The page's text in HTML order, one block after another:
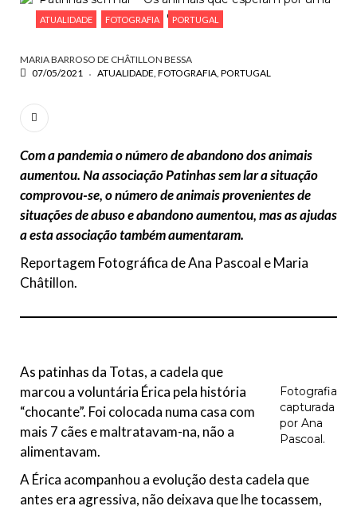
ESCREVA O QUE PROCURA E PRIMA ENTER
ATUALIDADE FOTOGRAFIA PORTUGAL
MARIA BARROSO DE CHÂTILLON BESSA
07/05/2021
ATUALIDADE FOTOGRAFIA PORTUGAL
Com a pandemia o número de abandono dos animais
aumentou. Na associação Patinhas sem lar a situação
comprovou-se, o número de animais provenientes de
situações de abuso e abandono aumentou, mas as ajudas
a esta associação também aumentaram.
Reportagem Fotográfica de Ana Pascoal e Maria
Châtillon.
Fotografia
capturada
por Ana
Pascoal.
As patinhas da Totas, a cadela que
marcou a voluntária Érica pela história
“chocante”. Foi colocada numa casa com
mais 7 cães e maltratavam-na, não a
alimentavam.
A Érica acompanhou a evolução desta cadela que
antes era agressiva, não deixava que lhe tocassem,